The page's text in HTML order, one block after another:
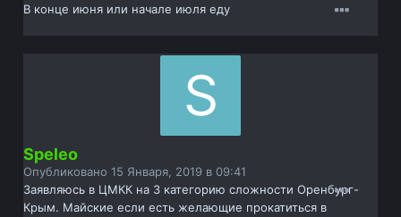
В конце июня или начале июля еду
Speleo
Опубликовано15 Января, 2019 в 09:41
Заявляюсь в ЦМКК на 3 категорию сложности Оренбург-
Крым. Майские если есть желающие прокатиться в